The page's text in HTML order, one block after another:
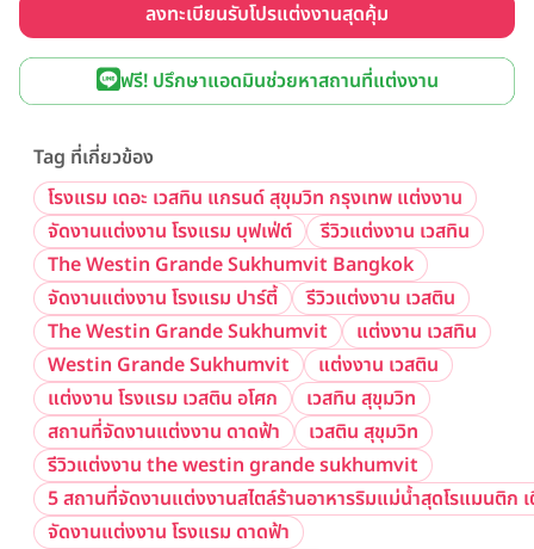
ลงทะเบียนรับโปรแต่งงานสุดคุ้ม
ฟรี! ปรึกษาแอดมินช่วยหาสถานที่แต่งงาน
Tag ที่เกี่ยวข้อง
โรงแรม เดอะ เวสทิน แกรนด์ สุขุมวิท กรุงเทพ แต่งงาน
จัดงานแต่งงาน โรงแรม บุฟเฟ่ต์
รีวิวแต่งงาน เวสทิน
The Westin Grande Sukhumvit Bangkok
จัดงานแต่งงาน โรงแรม ปาร์ตี้
รีวิวแต่งงาน เวสติน
The Westin Grande Sukhumvit
แต่งงาน เวสทิน
Westin Grande Sukhumvit
แต่งงาน เวสติน
แต่งงาน โรงแรม เวสติน อโศก
เวสทิน สุขุมวิท
สถานที่จัดงานแต่งงาน ดาดฟ้า
เวสติน สุขุมวิท
รีวิวแต่งงาน the westin grande sukhumvit
5 สถานที่จัดงานแต่งงานสไตล์ร้านอาหารริมแม่น้ำสุดโรแมนติก
จัดงานแต่งงาน โรงแรม ดาดฟ้า